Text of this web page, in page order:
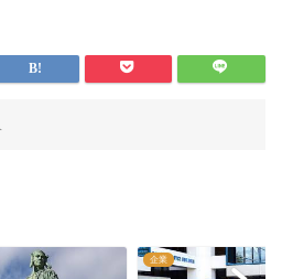
企業